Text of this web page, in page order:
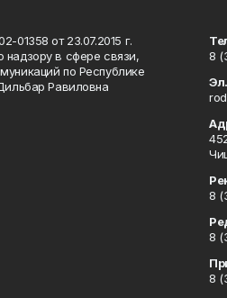
от 23.07.2015 г.
в сфере связи,
по Республике
Равиловна
8
8
8
8